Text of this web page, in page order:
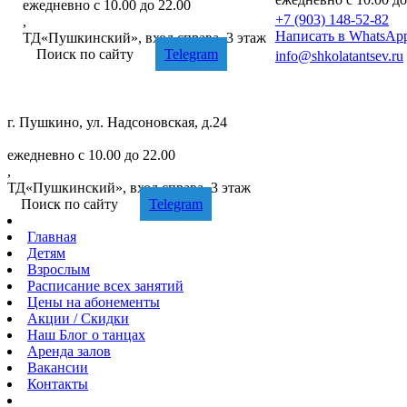
ежедневно с 10.00 до 22.00
,
ТД«Пушкинский», вход справа, 3 этаж
Поиск по сайту
Telegram
+7 (903) 148-52-82
Написать в
info@shkolatantsev.ru
г. Пушкино, ул. Надсоновская, д.24
ежедневно с 10.00 до 22.00
,
ТД«Пушкинский», вход справа, 3 этаж
Поиск по сайту
Telegram
Главная
Детям
Взрослым
Расписание всех занятий
Цены на абонементы
Акции / Скидки
Наш Блог о танцах
Аренда залов
Вакансии
Контакты